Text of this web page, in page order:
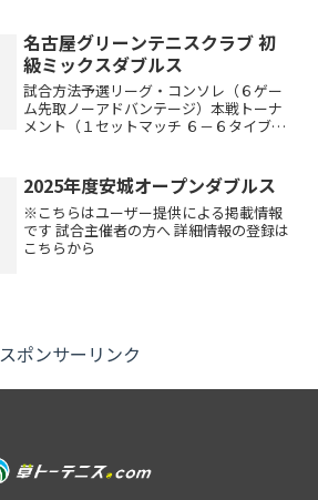
して250ポイント ※勝敗によって下記ポ
イントが...
名古屋グリーンテニスクラブ 初
級ミックスダブルス
試合方法予選リーグ・コンソレ（６ゲー
ム先取ノーアドバンテージ）本戦トーナ
メント（１セットマッチ ６－６タイブレ
催時間午前8:30～9:00 受付 午前9:00 ル
ール説...
2025年度安城オープンダブルス
※こちらはユーザー提供による掲載情報
です 試合主催者の方へ 詳細情報の登録は
こちらから
スポンサーリンク